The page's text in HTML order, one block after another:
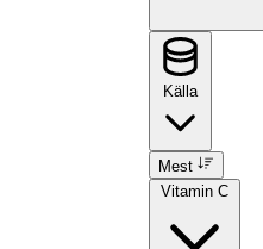
Källa
Mest
Vitamin C